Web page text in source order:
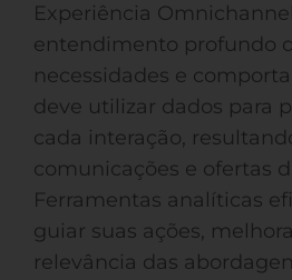
Experiência
entendimento profundo
necessidades e
deve utilizar dados para
cada interação,
comunicações e ofertas
Ferramentas analíticas
guiar suas ações,
relevância das